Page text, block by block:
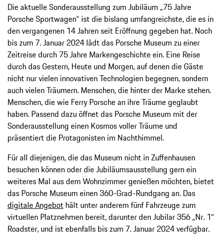
Die aktuelle Sonderausstellung zum Jubiläum „75 Jahre
Porsche Sportwagen“ ist die bislang umfangreichste, die es in
den vergangenen 14 Jahren seit Eröffnung gegeben hat. Noch
bis zum 7. Januar 2024 lädt das Porsche Museum zu einer
Zeitreise durch 75 Jahre Markengeschichte ein. Eine Reise
durch das Gestern, Heute und Morgen, auf denen die Gäste
nicht nur vielen innovativen Technologien begegnen, sondern
auch vielen Träumern. Menschen, die hinter der Marke stehen.
Menschen, die wie Ferry Porsche an ihre Träume geglaubt
haben. Passend dazu öffnet das Porsche Museum mit der
Sonderausstellung einen Kosmos voller Träume und
präsentiert die Protagonisten im Nachthimmel.
Für all diejenigen, die das Museum nicht in Zuffenhausen
besuchen können oder die Jubiläumsausstellung gern ein
weiteres Mal aus dem Wohnzimmer genießen möchten, bietet
das Porsche Museum einen 360-Grad-Rundgang an. Das
digitale Angebot hält unter anderem fünf Fahrzeuge zum
virtuellen Platznehmen bereit, darunter den Jubilar 356 „Nr. 1“
Roadster, und ist ebenfalls bis zum 7. Januar 2024 verfügbar.